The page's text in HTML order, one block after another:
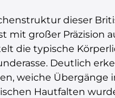
dieser
mit großer Präzision
die typische
Deutlich
weiche Übergänge
Hautfalten